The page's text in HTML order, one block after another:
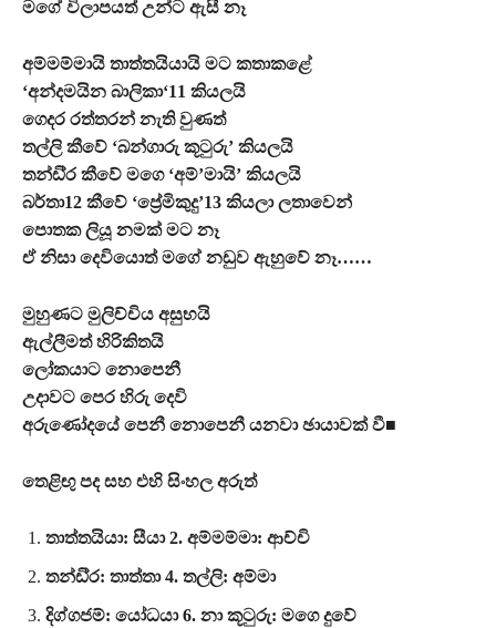
මගේ විලාපයත් උන්ට ඇසී නෑ
අම්මම්මායි තාත්තයියායි මට කතාකළේ
‘අන්දමයින බාලිකා‘11 කියලයි
ගෙදර රත්තරන් නැති වුණත්
තල්ලි කීවේ ‘බන්ගාරු කූටුරු’ කියලයි
තන්ඩි්‍ර කීවේ මගෙ ‘අම්’මායි’ කියලයි
බර්තා12 කීවේ ‘ප්‍රේමිකුදු’13 කියලා ලතාවෙන්
පොතක ලියූ නමක් මට නෑ
ඒ නිසා දෙවියොත් මගේ නඩුව ඇහුවේ නෑ……
මුහුණට මුලිච්චිය අසුභයි
ඇල්ලීමත් හිරිකිතයි
ලෝකයාට නොපෙනී
උදාවට පෙර හිරු දෙවි
අරුණෝදයේ පෙනී නොපෙනී යනවා ඡායාවක් වී■
තෙළිඟු පද සහ එහි සිංහල අරුත්
තාත්තයියා: සීයා 2. අම්මම්මා: ආච්චි
තන්ඩි්‍ර: තාත්තා 4. තල්ලි: අම්මා
දිග්ගජම්: යෝධයා 6. නා කූටුරු: මගෙ දුවේ